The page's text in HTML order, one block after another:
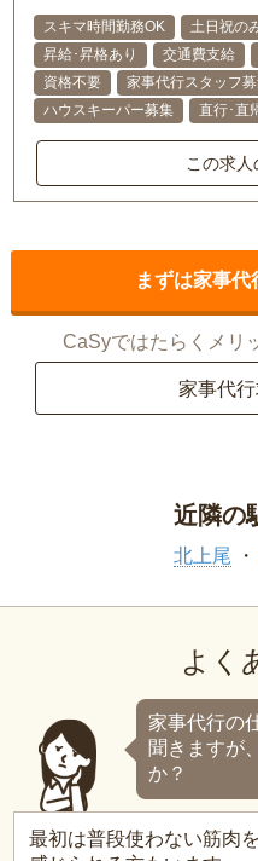
スキマ時間勤務OK 土日祝の
昇給･昇格あり
交通費支給
資格不要
家事代行スタッフ
ハウスキーパー募集
直行･直
この求
まずは家事
CaSyではたらくメリ
家事代
近隣の
北上尾
よく
家事代行の
聞きますが
か？
最初は普段使わない筋肉